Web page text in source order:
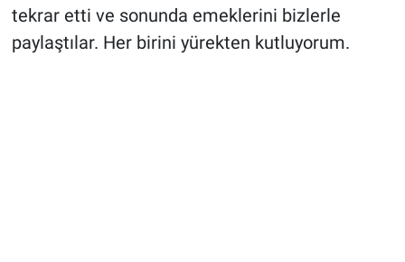
tekrar etti ve sonunda emeklerini bizlerle
paylaştılar. Her birini yürekten kutluyorum.